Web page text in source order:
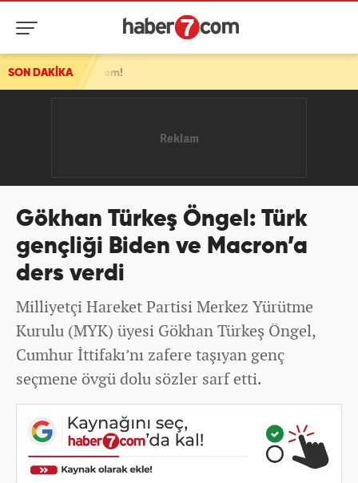
SON DAKİKA
Gökhan Türkeş Öngel: Türk
gençliği Biden ve Macron’a
ders verdi
Milliyetçi Hareket Partisi Merkez Yürütme
Kurulu (MYK) üyesi Gökhan Türkeş Öngel,
Cumhur İttifakı’nı zafere taşıyan genç
seçmene övgü dolu sözler sarf etti.